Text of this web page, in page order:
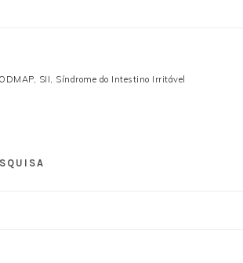
, SII, Síndrome do Intestino Irritável